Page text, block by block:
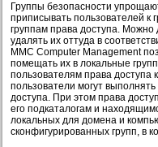
Группы безопасности
приписывать пользователей к
группам права доступа. Можно
удалять их оттуда в
MMC Computer Management
помещать их в локальные
пользователям права доступа
пользователи могут
доступа. При этом права
его подкаталогам и
локальных для домена и
сконфигурированных групп, в